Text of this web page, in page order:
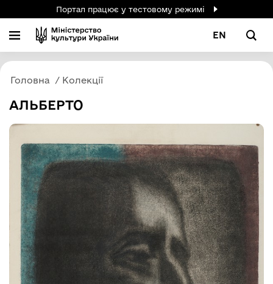
Портал працює у тестовому режимі
EN
Головна Колекції
АЛЬБЕРТО